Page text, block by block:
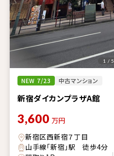
NEW 7/23 中古マンション
新宿ダイカンプラザA館
1 / 5
3,600 万円
新宿区西新宿７丁目
山手線「新宿」駅 徒歩4分